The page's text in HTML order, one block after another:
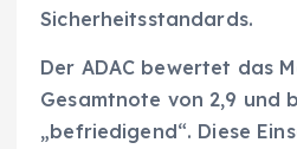
Sicherheitsstandards.
Der ADAC bewertet das
Gesamtnote von 2,9 und
„befriedigend“. Diese